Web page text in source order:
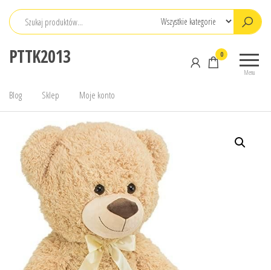
Przejdź
PTTK2013
Menu
0
Blog Sklep Moje konto